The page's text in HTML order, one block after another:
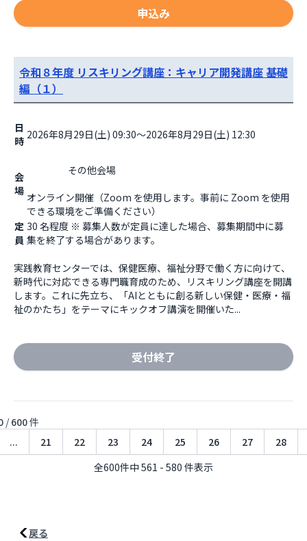
申込み
令和８年度 リスキリング講座：キャリア開発講座 基礎
編（１）
日
時 2026年8月29日(土) 09:30～2026年8月29日(土) 12:30
会
場 オンライン開催（Zoom を使用します。事前に Zoom を使用
できる環境をご準備ください）
定
員
30 名程度 ※ 募集人数が定員に達した場合、募集期間中に募
集を終了する場合があります。
実践教育センターでは、保健医療、福祉分野で働く方に向けて、
新時代に対応できる専門職育成のため、リスキリング講座を開講
します。これに先立ち、「AIとともに創る新しい保健・医療・福
祉のかたち」をテーマにキックオフ講演を開催いた...
受付終了
/600件
...
21 22 23 24 25 26 27
28
全600件中 561 - 580 件表示
戻る